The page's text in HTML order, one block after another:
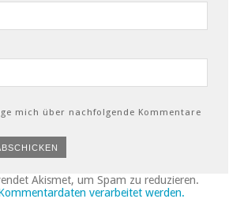
mich über nachfolgende Kommentare
Akismet, um Spam zu reduzieren.
verarbeitet werden.